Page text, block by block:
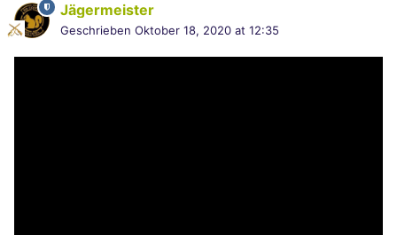
Jägermeister
Geschrieben Oktober 18, 2020 at 12:35